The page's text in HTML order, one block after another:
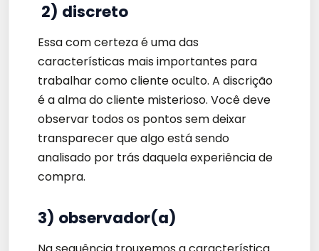
2) discreto
Essa com certeza é uma das
características mais importantes para
trabalhar como cliente oculto. A discrição
é a alma do cliente misterioso. Você deve
observar todos os pontos sem deixar
transparecer que algo está sendo
analisado por trás daquela experiência de
compra.
3) observador(a)